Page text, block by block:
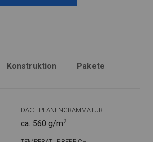
Konstruktion Pakete
DACHPLANENGRAMMATUR
ca. 560 g/m2